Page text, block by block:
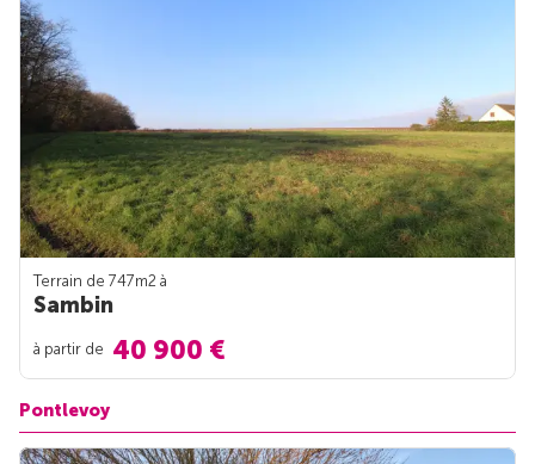
Terrain de 747m2 à
Sambin
à partir de 40 900 €
Pontlevoy